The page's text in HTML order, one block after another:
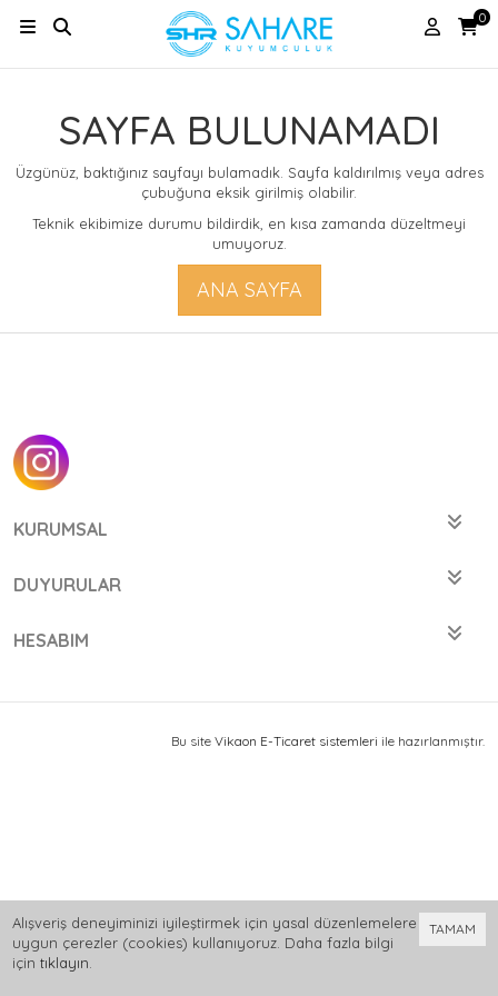
0
SAYFA BULUNAMADI
Üzgünüz, baktığınız sayfayı bulamadık. Sayfa kaldırılmış veya adres
çubuğuna eksik girilmiş olabilir.
Teknik ekibimize durumu bildirdik, en kısa zamanda düzeltmeyi
umuyoruz.
ANA SAYFA
KURUMSAL
DUYURULAR
HESABIM
Bu site Vikaon E-Ticaret sistemleri ile hazırlanmıştır.
TAMAM
Alışveriş deneyiminizi iyileştirmek için yasal düzenlemelere
uygun çerezler (cookies) kullanıyoruz. Daha fazla bilgi
için tıklayın